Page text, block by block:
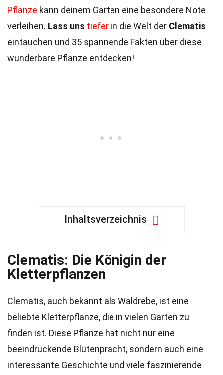
Pflanze kann deinem Garten eine besondere Note
verleihen. Lass uns tiefer in die Welt der Clematis
eintauchen und 35 spannende Fakten über diese
wunderbare Pflanze entdecken!
Inhaltsverzeichnis
Clematis: Die Königin der
Kletterpflanzen
Clematis, auch bekannt als Waldrebe, ist eine
beliebte Kletterpflanze, die in vielen Gärten zu
finden ist. Diese Pflanze hat nicht nur eine
beeindruckende Blütenpracht, sondern auch eine
interessante Geschichte und viele faszinierende